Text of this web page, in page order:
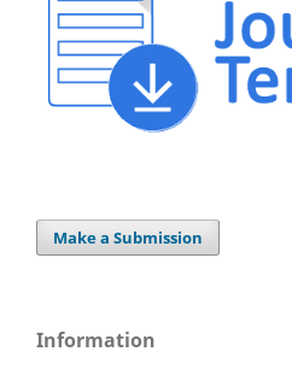
Make a Submission
Information